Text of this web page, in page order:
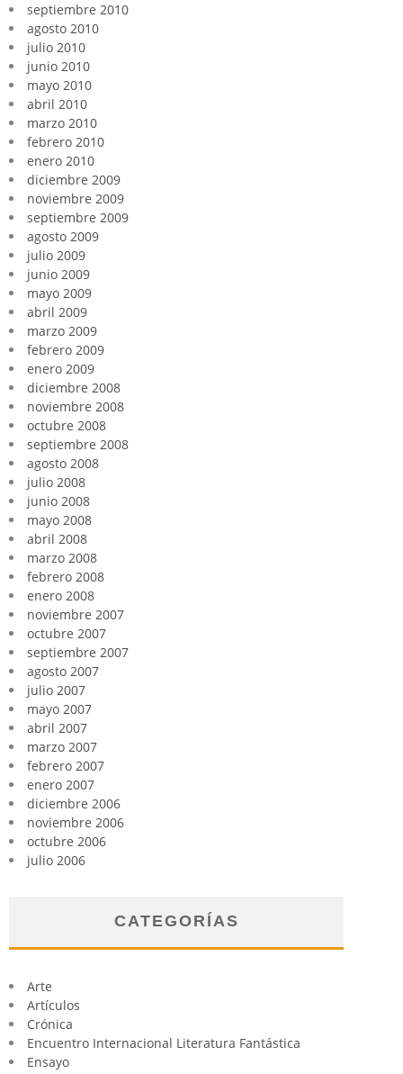
septiembre 2010
agosto 2010
julio 2010
junio 2010
mayo 2010
abril 2010
marzo 2010
febrero 2010
enero 2010
diciembre 2009
noviembre 2009
septiembre 2009
agosto 2009
julio 2009
junio 2009
mayo 2009
abril 2009
marzo 2009
febrero 2009
enero 2009
diciembre 2008
noviembre 2008
octubre 2008
septiembre 2008
agosto 2008
julio 2008
junio 2008
mayo 2008
abril 2008
marzo 2008
febrero 2008
enero 2008
noviembre 2007
octubre 2007
septiembre 2007
agosto 2007
julio 2007
mayo 2007
abril 2007
marzo 2007
febrero 2007
enero 2007
diciembre 2006
noviembre 2006
octubre 2006
julio 2006
CATEGORÍAS
Arte
Artículos
Crónica
Encuentro Internacional Literatura Fantástica
Ensayo